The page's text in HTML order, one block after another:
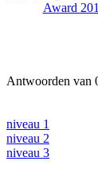
Antwoorden van
niveau 1
niveau 2
niveau 3